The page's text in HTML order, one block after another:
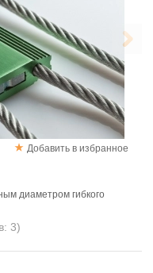
Добавить в избранное
диаметром гибкого
3)